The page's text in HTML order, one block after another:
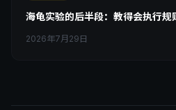
海龟实验的后半段：教得会执行规
2026年7月29日